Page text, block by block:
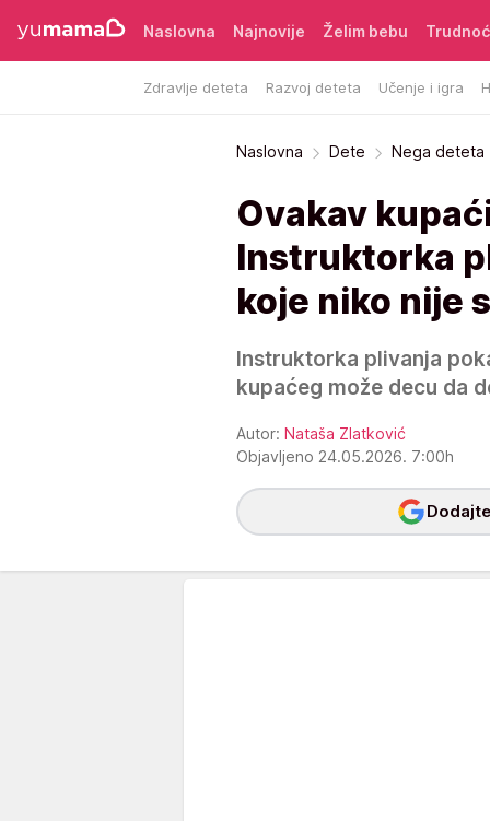
Naslovna Najnovije Želim bebu
Zdravlje deteta Razvoj deteta Učenje i igra
Naslovna Dete Nega deteta
Ovakav
Instruktorka
koje niko nije
Instruktorka plivanja
kupaćeg može decu da
Autor: Nataša Zlatković
Objavljeno 24.05.2026. 7:00h